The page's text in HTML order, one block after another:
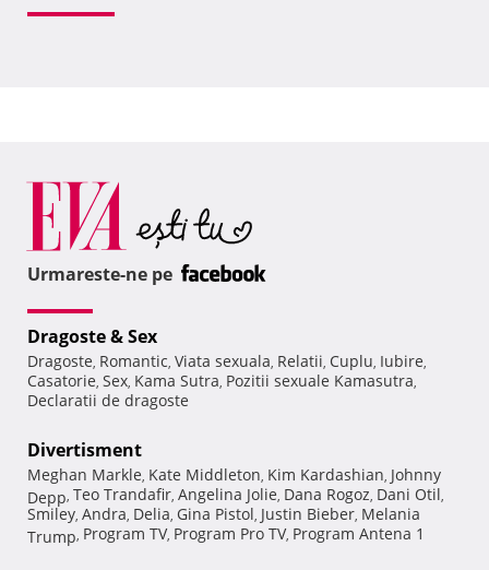
Urmareste-ne pe
Dragoste & Sex
Dragoste, Romantic, Viata sexuala, Relatii, Cuplu, Iubire,
Casatorie, Sex, Kama Sutra, Pozitii sexuale Kamasutra,
Declaratii de dragoste
Divertisment
Meghan Markle, Kate Middleton, Kim Kardashian, Johnny
Depp, Teo Trandafir, Angelina Jolie, Dana Rogoz, Dani Otil,
Smiley, Andra, Delia, Gina Pistol, Justin Bieber, Melania
Trump, Program TV, Program Pro TV, Program Antena 1